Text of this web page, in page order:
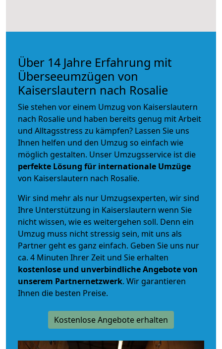
Über 14 Jahre Erfahrung mit
Überseeumzügen von
Kaiserslautern nach Rosalie
Sie stehen vor einem Umzug von Kaiserslautern
nach Rosalie und haben bereits genug mit Arbeit
und Alltagsstress zu kämpfen? Lassen Sie uns
Ihnen helfen und den Umzug so einfach wie
möglich gestalten. Unser Umzugsservice ist die
perfekte Lösung für internationale Umzüge
von Kaiserslautern nach Rosalie.
Wir sind mehr als nur Umzugsexperten, wir sind
Ihre Unterstützung in Kaiserslautern wenn Sie
nicht wissen, wie es weitergehen soll. Denn ein
Umzug muss nicht stressig sein, mit uns als
Partner geht es ganz einfach. Geben Sie uns nur
ca. 4 Minuten Ihrer Zeit und Sie erhalten
kostenlose und unverbindlicheAngebote von
unserem Partnernetzwerk. Wir garantieren
Ihnen die besten Preise.
Kostenlose Angebote erhalten